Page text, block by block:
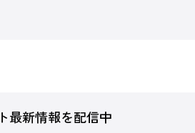
最新情報を配信中